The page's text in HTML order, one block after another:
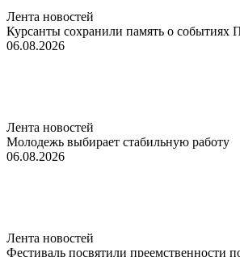
Лента новостей
Курсанты сохранили память о событиях
06.08.2026
Лента новостей
Молодежь выбирает стабильную работу
06.08.2026
Лента новостей
Фестиваль посвятили преемственности